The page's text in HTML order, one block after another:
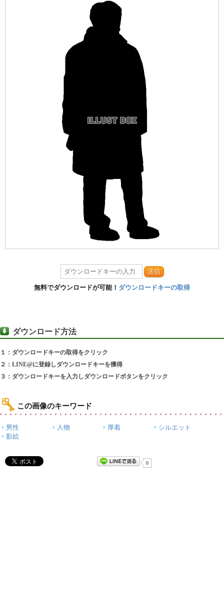
送信
無料でダウンロードが可能！ ダウンロードキーの取得
ダウンロード方法
１：ダウンロードキーの取得をクリック
２：LINE@に登録しダウンロードキーを獲得
３：ダウンロードキーを入力しダウンロードボタンをクリック
この画像のキーワード
男性 人物 厚着
シルエット
影絵
0